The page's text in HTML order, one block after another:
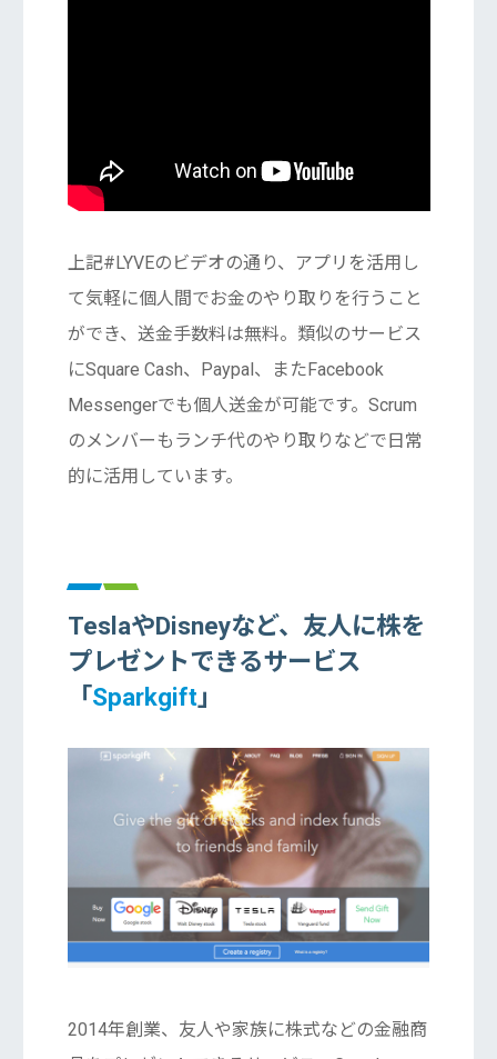
上記#LYVEのビデオの通り、アプリを活用し
て気軽に個人間でお金のやり取りを行うこと
ができ、送金手数料は無料。類似のサービス
にSquare Cash、Paypal、またFacebook
Messengerでも個人送金が可能です。Scrum
のメンバーもランチ代のやり取りなどで日常
的に活用しています。
TeslaやDisneyなど、友人に株を
プレゼントできるサービス
「Sparkgift」
2014年創業、友人や家族に株式などの金融商